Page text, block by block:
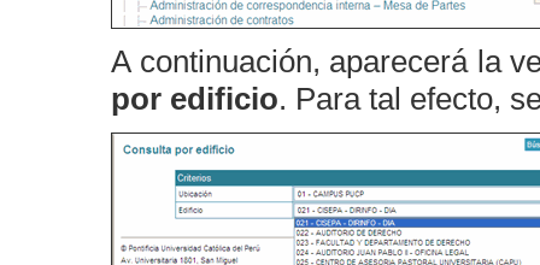
A continuación, aparecerá la
por edificio. Para tal efecto,